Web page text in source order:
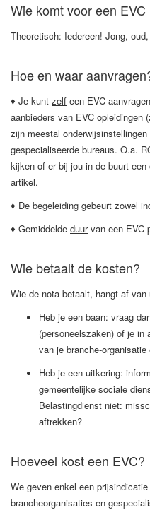
Wie komt voor een
Theoretisch: Iedereen! Jong,
Hoe en waar
♦ Je kunt zelf een EVC
aanbieders van EVC opleidingen
zijn meestal
gespecialiseerde bureaus. O.a.
kijken of er bij jou in de buurt
artikel.
♦ De begeleiding gebeurt zowel
♦ Gemiddelde duurvan een EVC
Wie betaalt de kosten?
Wie de nota betaalt, hangt af
Heb je een baan: vraag
(personeelszaken) of je in
van je branche-organisatie
Heb je een uitkering:
gemeentelijke sociale
Belastingdienst niet:
aftrekken?
Hoeveel kost een EVC?
We geven enkel een
brancheorganisaties en